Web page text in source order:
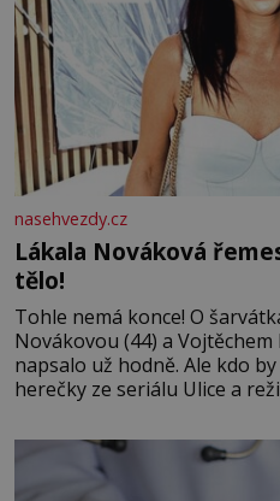
nasehvezdy.cz
Lákala Nováková
tělo!
Tohle nemá konce! O
Novákovou (44) a
napsalo už hodně. Ale kdo
herečky ze seriálu Ulice a